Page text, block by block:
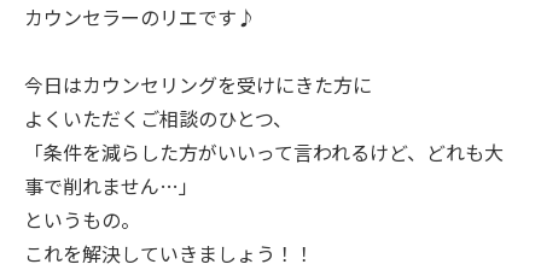
カウンセラーのリエです♪
今日はカウンセリングを受けにきた方に
よくいただくご相談のひとつ、
「条件を減らした方がいいって言われるけど、どれも大
事で削れません…」
というもの。
これを解決していきましょう！！